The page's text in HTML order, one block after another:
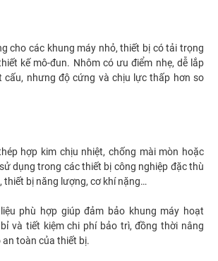
cho các khung máy nhỏ, thiết bị có tải trọng
kế mô-đun. Nhôm có ưu điểm nhẹ, dễ lắp
cấu, nhưng độ cứng và chịu lực thấp hơn so
hợp kim chịu nhiệt, chống mài mòn hoặc
dụng trong các thiết bị công nghiệp đặc thù
thiết bị năng lượng, cơ khí nặng…
phù hợp giúp đảm bảo khung máy hoạt
và tiết kiệm chi phí bảo trì, đồng thời nâng
toàn của thiết bị.